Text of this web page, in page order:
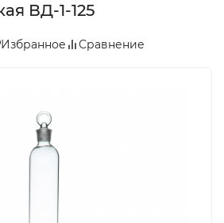
ВД-1-125
Избранное Сравнение